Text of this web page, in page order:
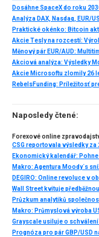
Dosáhne SpaceX do roku
Akcie Tesly na rozcestí:
Měnový pár EUR/AUD:
RebelsFunding: Príležitosť
Naposledy čtené:
Forexové online
CSG reportovala výsledky za
Ekonomický kalendář: Pohne
Makro: Agentura Moody´s
DEGIRO: Online revoluce v
Wall Street kvituje
Průzkum analytiků
Makro: Průmyslová výroba
Prognóza pro pár GBP/USD